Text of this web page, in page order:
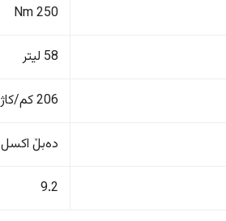
250 Nm
58 لیتر
206 کم/کاژێر
دەبڵ اکسل AWD
9.2